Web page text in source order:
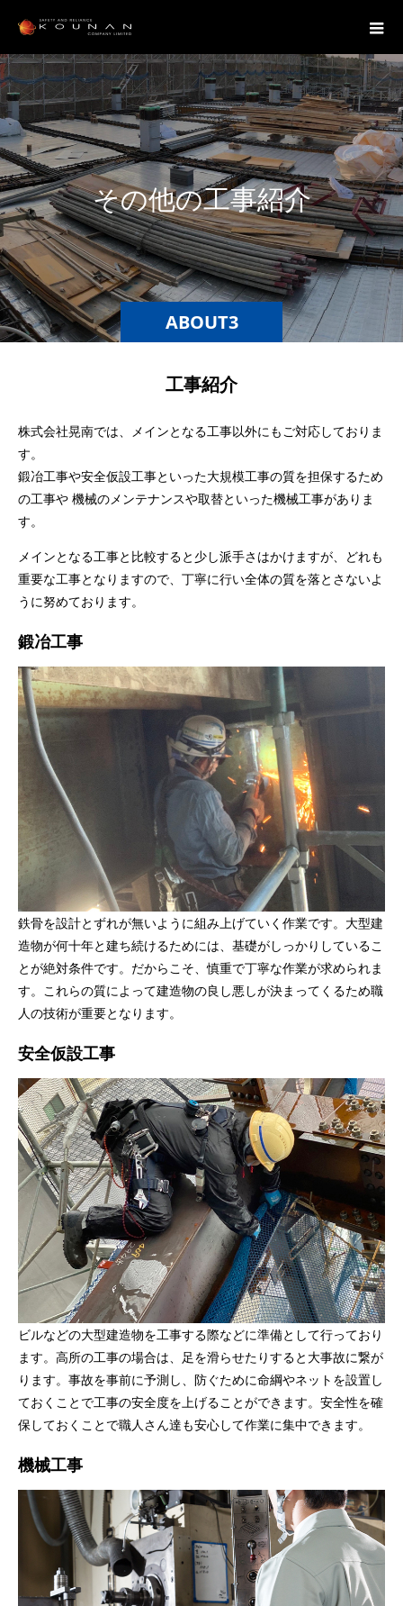
ABOUT3
その他の工事紹介
工事紹介
株式会社晃南では、メインとなる工事以外にもご対応しておりま
す。
鍛冶工事や安全仮設工事といった大規模工事の質を担保するため
の工事や 機械のメンテナンスや取替といった機械工事がありま
す。
メインとなる工事と比較すると少し派手さはかけますが、
どれも
重要な工事となりますので、丁寧に行い全体の質を落とさないよ
うに努めております。
鍛冶工事
鉄骨を設計とずれが無いように組み上げていく作業です。大型建
造物が何十年と建ち続けるためには、基礎がしっかりしているこ
とが絶対条件です。だからこそ、慎重で丁寧な作業が求められま
す。これらの質によって建造物の良し悪しが決まってくるため職
人の技術が重要となります。
安全仮設工事
ビルなどの大型建造物を工事する際などに準備として行っており
ます。高所の工事の場合は、足を滑らせたりすると大事故に繋が
ります。事故を事前に予測し、防ぐために命綱やネットを設置し
ておくことで工事の安全度を上げることができます。安全性を確
保しておくことで職人さん達も安心して作業に集中できます。
機械工事